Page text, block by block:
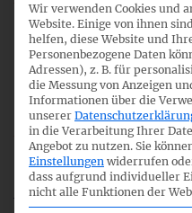
12
10:30
DRS 20
Wir verwenden Cookies und
Website. Einige von ihnen
helfen, diese Website und
Personenbezogene Daten
Adressen), z. B. für
die Messung von Anzeigen
Informationen über die
unserer
in die Verarbeitung Ihrer
Angebot zu nutzen. Sie
Einstellungen widerrufen
dass aufgrund individueller
nicht alle Funktionen der